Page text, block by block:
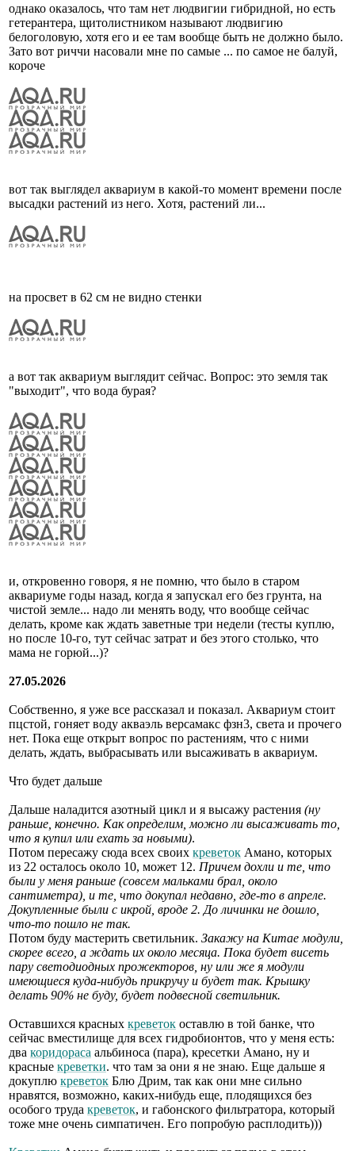
однако оказалось, что там нет людвигии гибридной, но есть
гетерантера, щитолистником называют людвигию
белоголовую, хотя его и ее там вообще быть не должно было.
Зато вот риччи насовали мне по самые ... по самое не балуй,
короче
вот так выглядел аквариум в какой-то момент времени после
высадки растений из него. Хотя, растений ли...
на просвет в 62 см не видно стенки
а вот так аквариум выглядит сейчас. Вопрос: это земля так
"выходит", что вода бурая?
и, откровенно говоря, я не помню, что было в старом
аквариуме годы назад, когда я запускал его без грунта, на
чистой земле... надо ли менять воду, что вообще сейчас
делать, кроме как ждать заветные три недели (тесты куплю,
но после 10-го, тут сейчас затрат и без этого столько, что
мама не горюй...)?
27.05.2026
Собственно, я уже все рассказал и показал. Аквариум стоит
пцстой, гоняет воду акваэль версамакс фзн3, света и прочего
нет. Пока еще открыт вопрос по растениям, что с ними
делать, ждать, выбрасывать или высаживать в аквариум.
Что будет дальше
Дальше наладится азотный цикл и я высажу растения (ну
раньше, конечно. Как определим, можно ли высаживать то,
что я купил или ехать за новыми).
Потом пересажу сюда всех своих креветок Амано, которых
из 22 осталось около 10, может 12. Причем дохли и те, что
были у меня раньше (совсем мальками брал, около
сантиметра), и те, что докупал недавно, где-то в апреле.
Докупленные были с икрой, вроде 2. До личинки не дошло,
что-то пошло не так.
Потом буду мастерить светильник. Закажу на Китае модули,
скорее всего, а ждать их около месяца. Пока будет висеть
пару светодиодных прожекторов, ну или же я модули
имеющиеся куда-нибудь прикручу и будет так. Крышку
делать 90% не буду, будет подвесной светильник.
Оставшихся красных креветок оставлю в той банке, что
сейчас вместилище для всех гидробионтов, что у меня есть:
два коридораса альбиноса (пара), кресетки Амано, ну и
красные креветки. что там за они я не знаю. Еще дальше я
докуплю креветок Блю Дрим, так как они мне сильно
нравятся, возможно, каких-нибудь еще, плодящихся без
особого труда креветок, и габонского фильтратора, который
тоже мне очень симпатичен. Его попробую расплодить)))